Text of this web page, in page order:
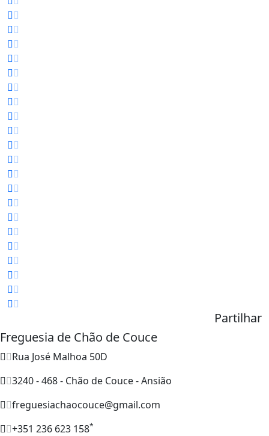
Partilhar
Freguesia de Chão de Couce
Rua José Malhoa 50D
3240 - 468 - Chão de Couce - Ansião
freguesiachaocouce@gmail.com
+351 236 623 158*